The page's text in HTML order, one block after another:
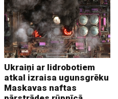
Ukraiņi ar lidrobotiem
atkal izraisa ugunsgrēku
Maskavas naftas